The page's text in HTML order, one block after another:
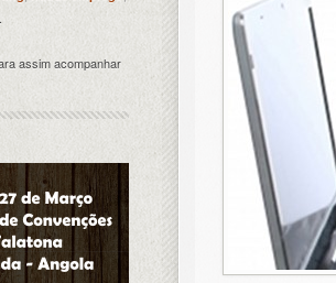
assim acompanhar